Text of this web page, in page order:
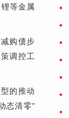
等金属
购债步
调控工
的推动
态清零”